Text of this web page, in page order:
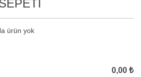
ürün yok
0,00 ₺